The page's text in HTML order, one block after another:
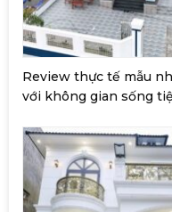
Review thực tế mẫu
với không gian sống